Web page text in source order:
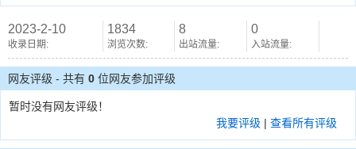
2023-2-10
收录日期:
1834
浏览次数:
8
出站流量:
0
入站流量:
网友评级 - 共有 0 位网友参加评级
暂时没有网友评级！
我要评级 | 查看所有评级